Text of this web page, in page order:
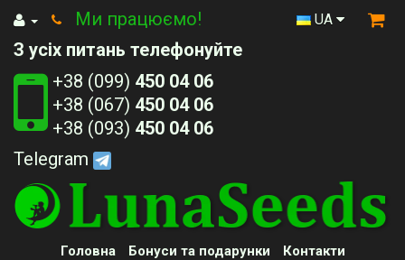
UA
Ми працюємо!
З усіх питань телефонуйте
+38 (099) 450 04 06
+38 (067) 450 04 06
+38 (093) 450 04 06
Telegram
Головна Контакти
Бонуси та подарунки